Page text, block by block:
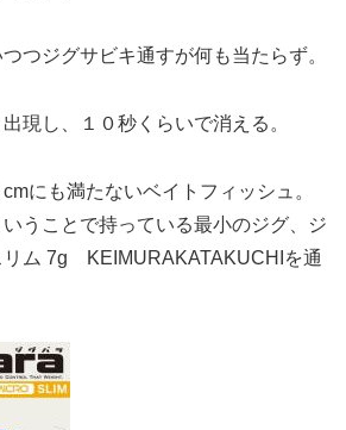
つジグサビキ通すが何も当たらず。
現し、１０秒くらいで消える。
にも満たないベイトフィッシュ。
うことで持っている最小のジグ、ジ
ム 7g KEIMURAKATAKUCHIを通